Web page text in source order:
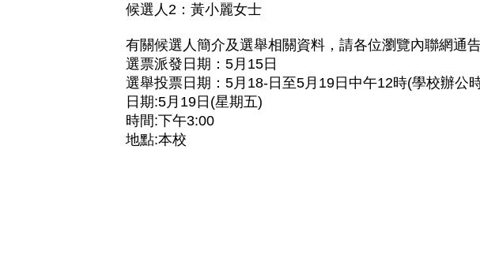
候選人2：黃小麗女士
有關候選人簡介及選舉相關資料，請各位瀏覽內聯網通告
選票派發日期：5月15日
選舉投票日期：5月18-日至5月19日中午12時(學校辦公
日期:5月19日(星期五)
時間:下午3:00
地點:本校